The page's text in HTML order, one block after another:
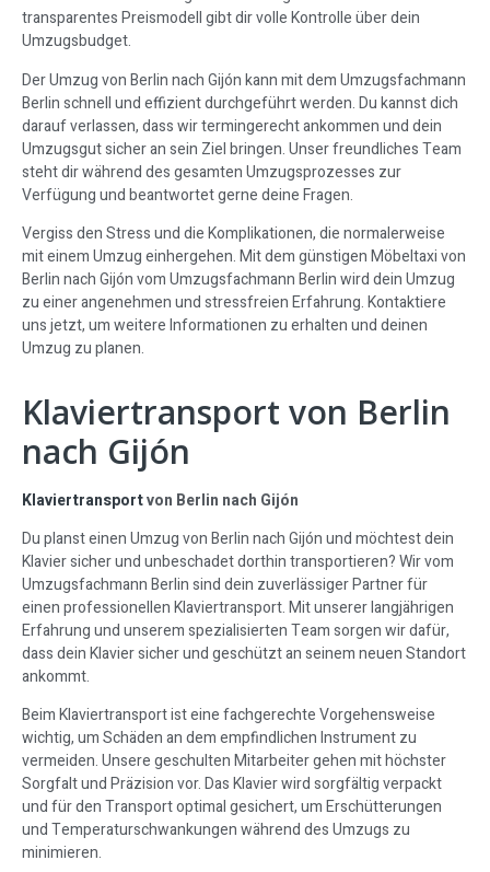
transparentes Preismodell gibt dir volle Kontrolle über dein
Umzugsbudget.
Der Umzug von Berlin nach Gijón kann mit dem Umzugsfachmann
Berlin schnell und effizient durchgeführt werden. Du kannst dich
darauf verlassen, dass wir termingerecht ankommen und dein
Umzugsgut sicher an sein Ziel bringen. Unser freundliches Team
steht dir während des gesamten Umzugsprozesses zur
Verfügung und beantwortet gerne deine Fragen.
Vergiss den Stress und die Komplikationen, die normalerweise
mit einem Umzug einhergehen. Mit dem günstigen Möbeltaxi von
Berlin nach Gijón vom Umzugsfachmann Berlin wird dein Umzug
zu einer angenehmen und stressfreien Erfahrung. Kontaktiere
uns jetzt, um weitere Informationen zu erhalten und deinen
Umzug zu planen.
Klaviertransport von Berlin
nach Gijón
Klaviertransportvon Berlin nach Gijón
Du planst einen Umzug von Berlin nach Gijón und möchtest dein
Klavier sicher und unbeschadet dorthin transportieren? Wir vom
Umzugsfachmann Berlin sind dein zuverlässiger Partner für
einen professionellen Klaviertransport. Mit unserer langjährigen
Erfahrung und unserem spezialisierten Team sorgen wir dafür,
dass dein Klavier sicher und geschützt an seinem neuen Standort
ankommt.
Beim Klaviertransport ist eine fachgerechte Vorgehensweise
wichtig, um Schäden an dem empfindlichen Instrument zu
vermeiden. Unsere geschulten Mitarbeiter gehen mit höchster
Sorgfalt und Präzision vor. Das Klavier wird sorgfältig verpackt
und für den Transport optimal gesichert, um Erschütterungen
und Temperaturschwankungen während des Umzugs zu
minimieren.